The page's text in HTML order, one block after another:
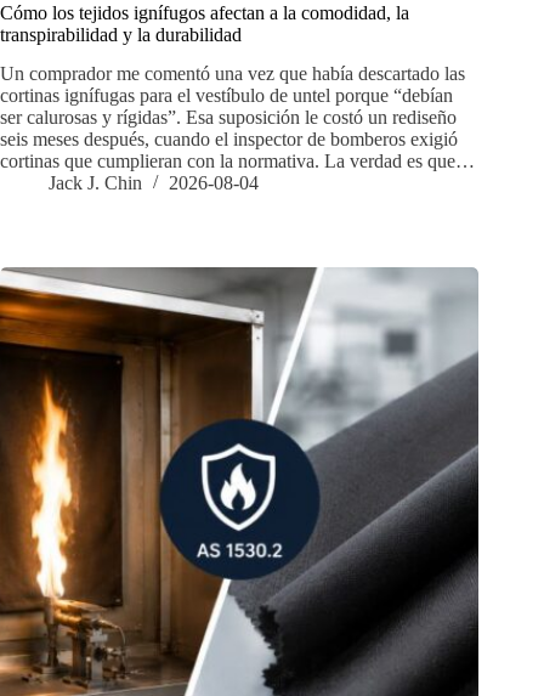
Cómo los tejidos ignífugos afectan a la comodidad, la
transpirabilidad y la durabilidad
Un comprador me comentó una vez que había descartado las
cortinas ignífugas para el vestíbulo de untel porque “debían
ser calurosas y rígidas”. Esa suposición le costó un rediseño
seis meses después, cuando el inspector de bomberos exigió
cortinas que cumplieran con la normativa. La verdad es que…
Jack J. Chin
2026-08-04